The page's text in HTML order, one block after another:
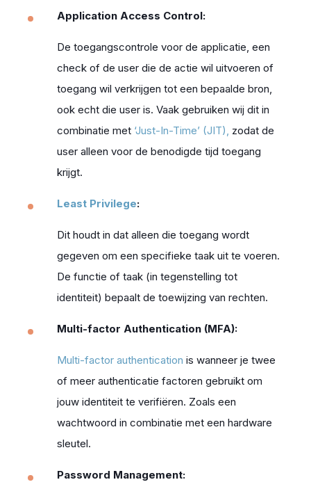
Application Access Control:
De toegangscontrole voor de applicatie, een
check of de user die de actie wil uitvoeren of
toegang wil verkrijgen tot een bepaalde bron,
ook echt die user is. Vaak gebruiken wij dit in
combinatie met ‘Just-In-Time’ (JIT), zodat de
user alleen voor de benodigde tijd toegang
krijgt.
Least Privilege:
Dit houdt in dat alleen die toegang wordt
gegeven om een specifieke taak uit te voeren.
De functie of taak (in tegenstelling tot
identiteit) bepaalt de toewijzing van rechten.
Multi-factor Authentication (MFA):
Multi-factor authentication is wanneer je twee
of meer authenticatie factoren gebruikt om
jouw identiteit te verifiëren. Zoals een
wachtwoord in combinatie met een hardware
sleutel.
Password Management: